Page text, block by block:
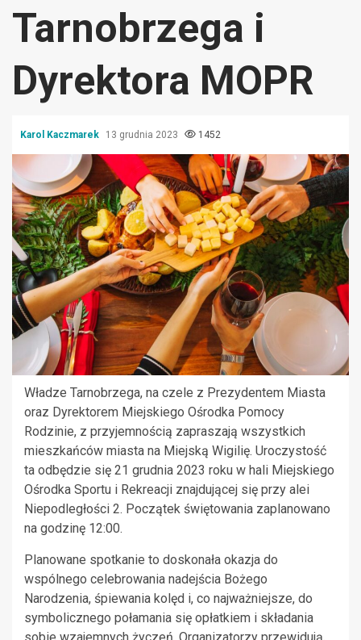
Tarnobrzega i
Dyrektora MOPR
Karol Kaczmarek 13 grudnia 2023 1452
Władze Tarnobrzega, na czele z Prezydentem Miasta
oraz Dyrektorem Miejskiego Ośrodka Pomocy
Rodzinie, z przyjemnością zapraszają wszystkich
mieszkańców miasta na Miejską Wigilię. Uroczystość
ta odbędzie się 21 grudnia 2023 roku w hali Miejskiego
Ośrodka Sportu i Rekreacji znajdującej się przy alei
Niepodległości 2. Początek świętowania zaplanowano
na godzinę 12:00.
Planowane spotkanie to doskonała okazja do
wspólnego celebrowania nadejścia Bożego
Narodzenia, śpiewania kolęd i, co najważniejsze, do
symbolicznego połamania się opłatkiem i składania